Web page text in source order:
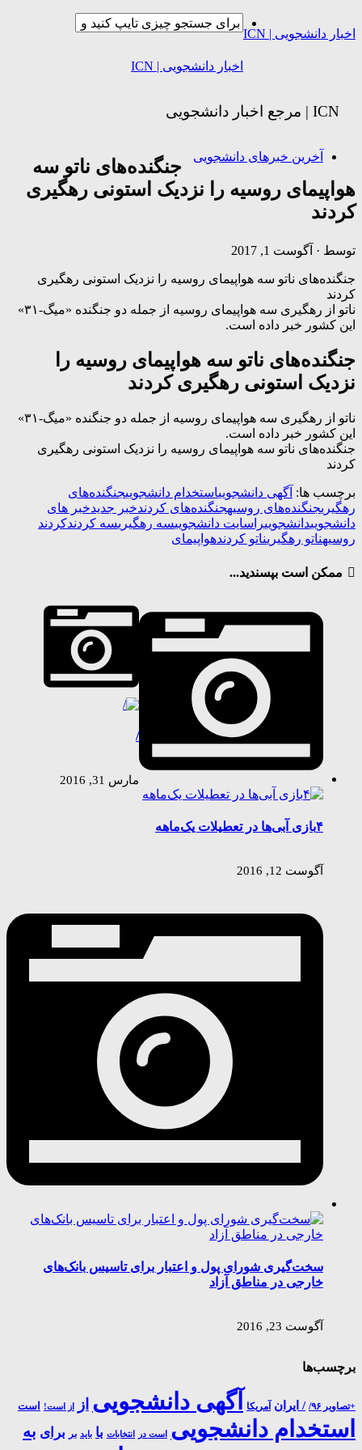
اخبار دانشجویی | ICN
اخبار دانشجویی | ICN
ICN | مرجع اخبار دانشجویی
آخرین خبرهای دانشجویی
جنگنده‌های ناتو سه
هواپیمای روسیه را نزدیک استونی رهگیری
کردند
توسط · آگوست 1, 2017
جنگنده‌های ناتو سه هواپیمای روسیه را نزدیک استونی رهگیری
کردند
ناتو از رهگیری سه هواپیمای روسیه از جمله دو جنگنده «میگ-۳۱»
این کشور خبر داده است.
جنگنده‌های ناتو سه هواپیمای روسیه را
نزدیک استونی رهگیری کردند
ناتو از رهگیری سه هواپیمای روسیه از جمله دو جنگنده «میگ-۳۱»
این کشور خبر داده است.
جنگنده‌های ناتو سه هواپیمای روسیه را نزدیک استونی رهگیری
کردند
برچسب ها: آگهی دانشجوییاستخدام دانشجوییجنگنده‌های
رهگیریجنگنده‌های روسیهجنگنده‌های کردندخبر جدیدخبر های
دانشجوییدانشجوییرا سایت دانشجوییسه رهگیریسه کردندکردند
روسیهناتو رهگیریناتو کردندهواپیمای
ممکن است بپسندید...
۴بازی آبی‌ها در تعطیلات یک‌ماهه
آگوست 12, 2016
/
مارس 31, 2016
سخت‌گیری شورای پول و اعتبار برای تاسیس بانک‌های
خارجی در مناطق آزاد
آگوست 23, 2016
برچسب‌ها
+تصاویر ۹۶/ / ایران آمریکا آگهی دانشجویی از از است! است
استخدام دانشجویی است در انتخابات با باید بر برای به